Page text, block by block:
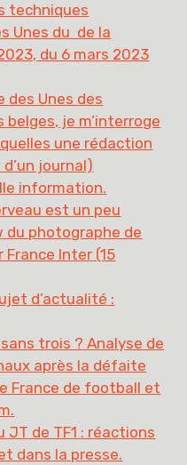
techniques
Unes du de la
du 6 mars 2023
des Unes des
je m’interroge
une rédaction
journal)
information.
est un peu
du photographe de
France Inter (15
d’actualité :
trois ? Analyse de
après la défaite
France de football et
de TF1 : réactions
dans la presse.